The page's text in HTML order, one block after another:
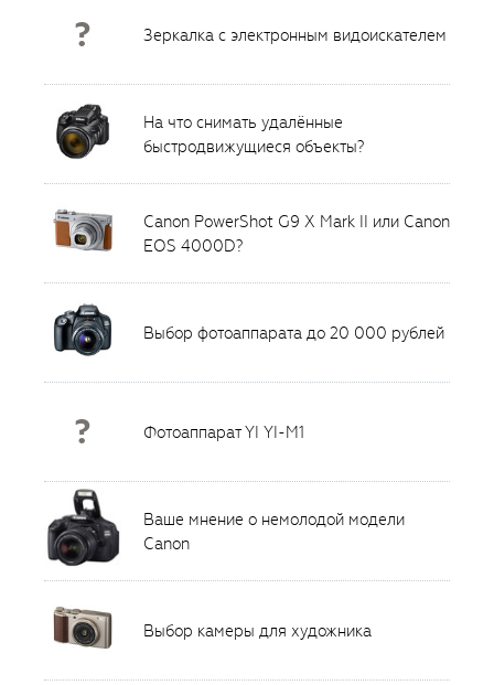
? Зеркалка с электронным видоискателем
На что снимать удалённые
быстродвижущиеся объекты?
Canon PowerShot G9 X Mark II или Canon
EOS 4000D?
Выбор фотоаппарата до 20 000 рублей
? Фотоаппарат YI YI-M1
Ваше мнение о немолодой модели
Canon
Выбор камеры для художника